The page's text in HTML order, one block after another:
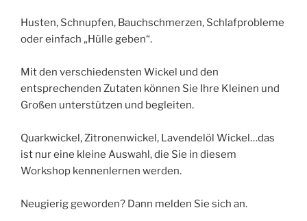
Husten, Schnupfen, Bauchschmerzen, Schlafprobleme
oder einfach „Hülle geben“.
Mit den verschiedensten Wickel und den
entsprechenden Zutaten können Sie Ihre Kleinen und
Großen unterstützen und begleiten.
Quarkwickel, Zitronenwickel, Lavendelöl Wickel…das
ist nur eine kleine Auswahl, die Sie in diesem
Workshop kennenlernen werden.
Neugierig geworden? Dann melden Sie sich an.